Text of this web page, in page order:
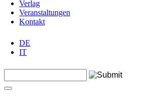
Verlag
Veranstaltungen
Kontakt
DE
IT
Suchformular